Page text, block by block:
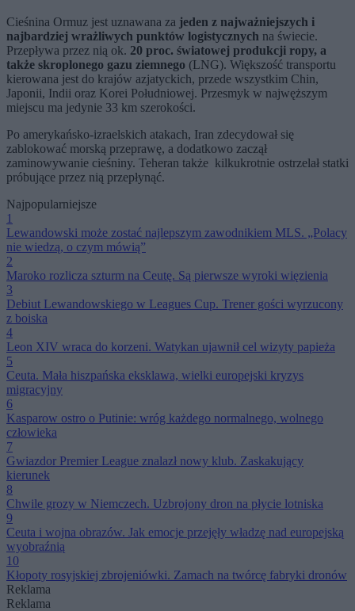
Cieśnina Ormuz jest uznawana za jeden z najważniejszych i
najbardziej wrażliwych punktów logistycznych na świecie.
Przepływa przez nią ok. 20 proc. światowej produkcji ropy, a
także skroplonego gazu ziemnego (LNG). Większość transportu
kierowana jest do krajów azjatyckich, przede wszystkim Chin,
Japonii, Indii oraz Korei Południowej. Przesmyk w najwęższym
miejscu ma jedynie 33 km szerokości.
Po amerykańsko-izraelskich atakach, Iran zdecydował się
zablokować morską przeprawę, a dodatkowo zaczął
zaminowywanie cieśniny. Teheran także kilkukrotnie ostrzelał statki
próbujące przez nią przepłynąć.
Najpopularniejsze
1
Lewandowski może zostać najlepszym zawodnikiem MLS. „Polacy
nie wiedzą, o czym mówią”
2
Maroko rozlicza szturm na Ceutę. Są pierwsze wyroki więzienia
3
Debiut Lewandowskiego w Leagues Cup. Trener gości wyrzucony
z boiska
4
Leon XIV wraca do korzeni. Watykan ujawnił cel wizyty papieża
5
Ceuta. Mała hiszpańska eksklawa, wielki europejski kryzys
migracyjny
6
Kasparow ostro o Putinie: wróg każdego normalnego, wolnego
człowieka
7
Gwiazdor Premier League znalazł nowy klub. Zaskakujący
kierunek
8
Chwile grozy w Niemczech. Uzbrojony dron na płycie lotniska
9
Ceuta i wojna obrazów. Jak emocje przejęły władzę nad europejską
wyobraźnią
10
Kłopoty rosyjskiej zbrojeniówki. Zamach na twórcę fabryki dronów
Reklama
Reklama